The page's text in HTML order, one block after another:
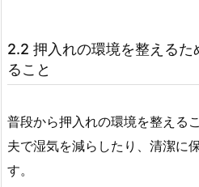
2.2 押入れの環境を整えるた
ること
普段から押入れの環境を整える
夫で湿気を減らしたり、清潔に
す。